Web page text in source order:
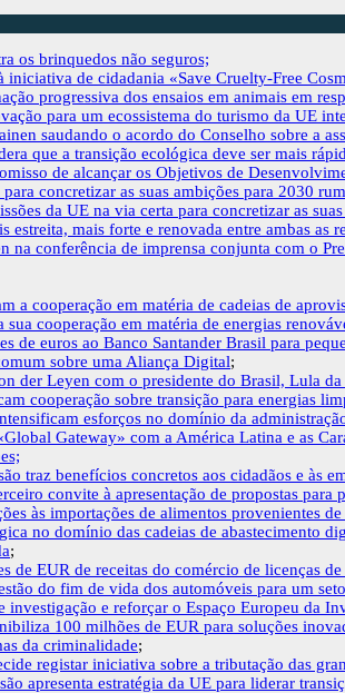
os brinquedos não seguros;
iniciativa de cidadania «Save Cruelty-Free
progressiva dos ensaios em animais em
para um ecossistema do turismo da UE
saudando o acordo do Conselho sobre a
que a transição ecológica deve ser mais
de alcançar os Objetivos de
concretizar as suas ambições para 2030
da UE na via certa para concretizar as
mais forte e renovada entre ambas as
na conferência de imprensa conjunta com o
a cooperação em matéria de cadeias de
cooperação em matéria de energias
de euros ao Banco Santander Brasil para
sobre uma Aliança Digital;
der Leyen com o presidente do Brasil, Lula da
cooperação sobre transição para energias
esforços no domínio da
Gateway» com a América Latina e as
traz benefícios concretos aos cidadãos e às
convite à apresentação de propostas
às importações de alimentos provenientes
no domínio das cadeias de abastecimento
;
de EUR de receitas do comércio de licenças
do fim de vida dos automóveis para um
e reforçar o Espaço Europeu da
100 milhões de EUR para soluções
da criminalidade;
registar iniciativa sobre a tributação das
apresenta estratégia da UE para liderar